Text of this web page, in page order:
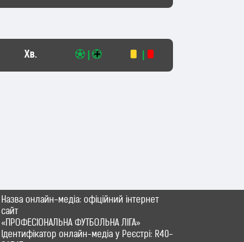
Хв.
Назва онлайн-медіа: офіційний інтернет
сайт
«ПРОФЕСІОНАЛЬНА ФУТБОЛЬНА ЛІГА»
Ідентифікатор онлайн-медіа у Реєстрі: R40-